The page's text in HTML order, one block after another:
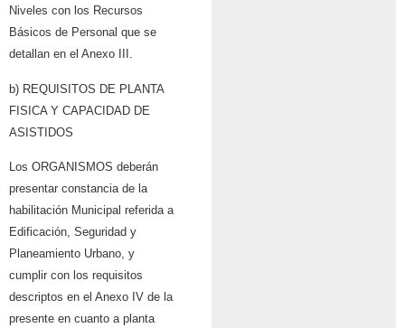
Niveles con los Recursos
Básicos de Personal que se
detallan en el Anexo III.
b) REQUISITOS DE PLANTA
FISICA Y CAPACIDAD DE
ASISTIDOS
Los ORGANISMOS deberán
presentar constancia de la
habilitación Municipal referida a
Edificación, Seguridad y
Planeamiento Urbano, y
cumplir con los requisitos
descriptos en el Anexo IV de la
presente en cuanto a planta